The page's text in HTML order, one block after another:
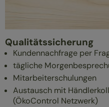
Qualitätssicherung
Kundennachfrage per
tägliche
Mitarbeiterschulungen
Austausch mit
(ÖkoControl Netzwerk)